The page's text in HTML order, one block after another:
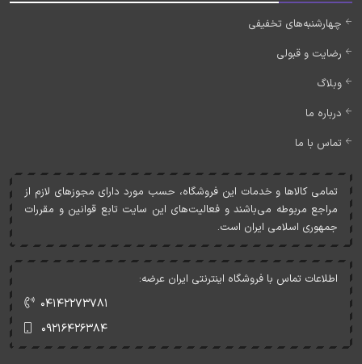
چهارشنبه‌های تخفیفی
رضایت و قبولی
وبلاگ
درباره ما
تماس با ما
تمامی کالاها و خدمات اين فروشگاه، حسب مورد دارای مجوزهای لازم از
مراجع مربوطه می‌باشند و فعاليت‌های اين سايت تابع قوانين و مقررات
جمهوری اسلامی ايران است.
اطلاعات تماس با فروشگاه اینترنتی ایران عرضه:
۰۴۱۴۲۲۷۳۷۸۱
۰۹۲۱۶۴۲۶۳۸۴